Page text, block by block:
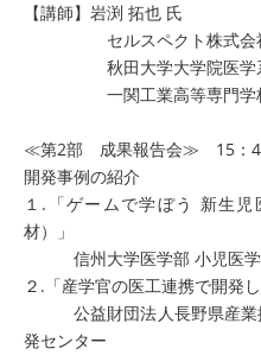
【講師】岩渕 拓也 氏
セルスペクト株式会社
秋田大学大学院医学系
一関工業高等専門学校
≪第2部 成果報告会≫ 15：
開発事例の紹介
１.「ゲームで学ぼう 新生
材）」
信州大学医学部 小児医学
２.「産学官の医工連携で開発
公益財団法人長野県産業
発センター